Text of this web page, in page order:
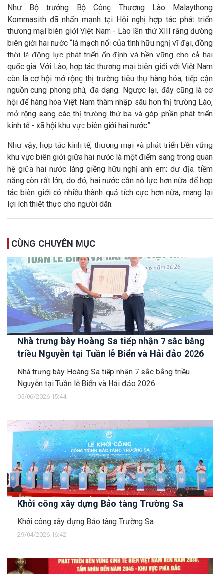
Như Bộ trưởng Bộ Công Thương Lào Malaythong
Kommasith đã nhấn mạnh tại Hội nghị hợp tác phát triển
thương mại biên giới Việt Nam - Lào lần thứ XIII rằng đường
biên giới hai nước “là mạch nối của tình hữu nghị vĩ đại, đồng
thời là động lực phát triển ổn định và bền vững cho cả hai
quốc gia. Với Lào, hợp tác thương mại biên giới với Việt Nam
còn là cơ hội mở rộng thị trường tiêu thụ hàng hóa, tiếp cận
nguồn cung phong phú, đa dạng. Ngược lại, đây cũng là cơ
hội để hàng hóa Việt Nam thâm nhập sâu hơn thị trường Lào,
mở rộng sang các thị trường thứ ba và góp phần phát triển
kinh tế - xã hội khu vực biên giới hai nước”.
Như vậy, hợp tác kinh tế, thương mại và phát triển bền vững
khu vực biên giới giữa hai nước là một điểm sáng trong quan
hệ giữa hai nước láng giềng hữu nghị anh em; dư địa, tiềm
năng còn rất lớn, do đó, hai nước cần nỗ lực hơn nữa để hợp
tác biên giới có nhiều thành quả tích cực hơn nữa, mang lại
lợi ích thiết thực cho người dân.
CÙNG CHUYÊN MỤC
Nhà trưng bày Hoàng Sa tiếp nhận 7 sắc bằng
triều Nguyễn tại Tuần lễ Biển và Hải đảo 2026
Nhà trưng bày Hoàng Sa tiếp nhận 7 sắc bằng triều
Nguyễn tại Tuần lễ Biển và Hải đảo 2026
05/06/2026 15:44
Khởi công xây dựng Bảo tàng Trường Sa
Khởi công xây dựng Bảo tàng Trường Sa
29/04/2026 16:42